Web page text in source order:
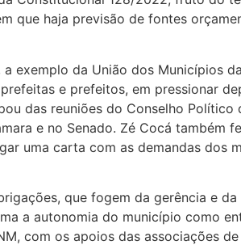
que haja previsão de fontes
exemplo da União dos Municípios
e prefeitos, em pressionar
das reuniões do Conselho Político
e no Senado. Zé Cocá também
uma carta com as demandas dos
que fogem da gerência e da
a autonomia do município como
com os apoios das associações